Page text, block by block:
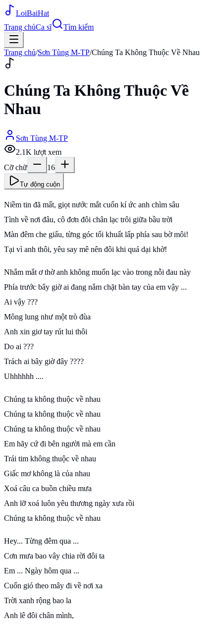
LoiBaiHat
Trang chủCa sĩ Tìm kiếm
Trang chủ/Sơn Tùng M-TP/Chúng Ta Không Thuộc Về Nhau
Chúng Ta Không Thuộc Về
Nhau
Sơn Tùng M-TP
2.1K lượt xem
Cỡ chữ
16
Tự động cuộn
Niềm tin đã mất, giọt nước mắt cuốn kí ức anh chìm sâu
Tình về nơi đâu, cô đơn đôi chân lạc trôi giữa bầu trời
Màn đêm che giấu, từng góc tối khuất lấp phía sau bờ môi!
Tại vì anh thôi, yêu say mê nên đôi khi quá dại khờ!
Nhắm mắt ơ thờ anh không muốn lạc vào trong nỗi đau này
Phía trước bây giờ ai đang nắm chặt bàn tay của em vậy ...
Ai vậy ???
Mông lung như một trò đùa
Anh xin giơ tay rút lui thôi
Do ai ???
Trách ai bây giờ đây ????
Uhhhhhh ....
Chúng ta không thuộc về nhau
Chúng ta không thuộc về nhau
Chúng ta không thuộc về nhau
Em hãy cứ đi bên người mà em cần
Trái tim không thuộc về nhau
Giấc mơ không là của nhau
Xoá câu ca buồn chiều mưa
Anh lỡ xoá luôn yêu thương ngày xưa rồi
Chúng ta không thuộc về nhau
Hey... Từng đêm qua ...
Cơn mưa bao vây chia rời đôi ta
Em ... Ngày hôm qua ...
Cuốn gió theo mây đi về nơi xa
Trời xanh rộng bao la
Anh lê đôi chân mình,